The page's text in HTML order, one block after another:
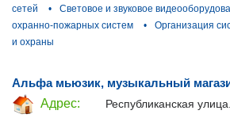
сетей
• Световое и звуковое
охранно-пожарных систем
•
Организация
и охраны
Альфа мьюзик, музыкальный
Адрес:
Республиканская